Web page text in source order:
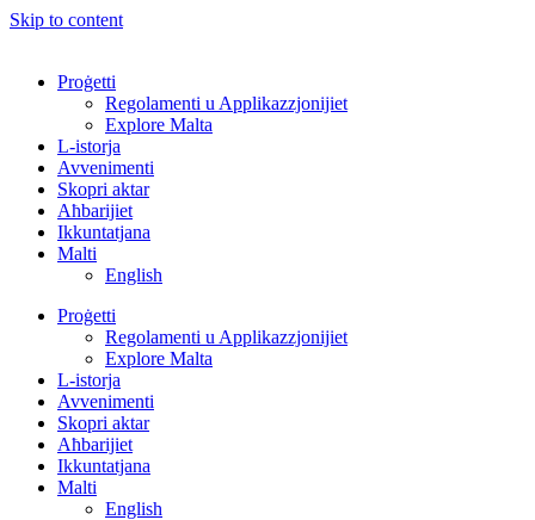
Skip to content
Proġetti
Regolamenti u Applikazzjonijiet
Explore Malta
L-istorja
Avvenimenti
Skopri aktar
Aħbarijiet
Ikkuntatjana
Malti
English
Proġetti
Regolamenti u Applikazzjonijiet
Explore Malta
L-istorja
Avvenimenti
Skopri aktar
Aħbarijiet
Ikkuntatjana
Malti
English